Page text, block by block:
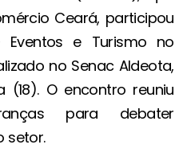
Ceará, participou
e Turismo no
no Senac Aldeota,
O encontro reuniu
para debater
setor.